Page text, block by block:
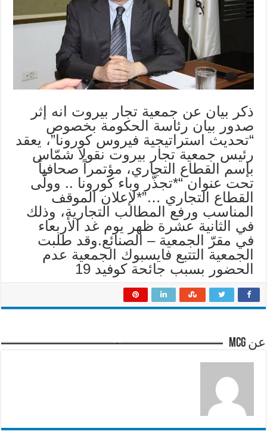
ذكر بيان عن جمعية تجار بيروت انه إثر
صدور بيان رئاسة الحكومة بخصوص
“تحديث استراتيجية فيروس كورونا”، يعقد
رئيس جمعية تجار بيروت نقولا شمّاس
بإسم القطاع التجاري، مؤتمراً صحافياً
تحت عنوان “*تجذَّر وباء كورونا .. وولّى
القطاع التجاري …”*لإعلان الموقف
المناسب ورفع المطالب التجارية، وذلك
في الثانية عشرة ظهر يوم غد الأربعاء
في مقرّ الجمعية – الصنائع.وقد طلبت
الجمعية التتبع فايسبوك الجمعية عدم
الحضور بسبب جائحة كوفيد 19
عن mcg